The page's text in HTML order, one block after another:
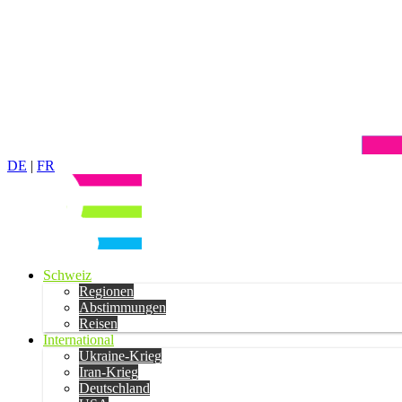
DE | FR
Schweiz
Regionen
Abstimmungen
Reisen
International
Ukraine-Krieg
Iran-Krieg
Deutschland